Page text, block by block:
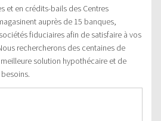
et en crédits-bails des Centres
auprès de 15 banques,
fiduciaires afin de satisfaire à vos
rechercherons des centaines de
solution hypothécaire et de